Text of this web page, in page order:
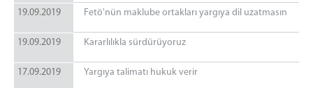
19.09.2019 Fetö'nün maklube ortakları yargıya dil uzatmasın
19.09.2019 Kararlılıkla sürdürüyoruz
17.09.2019 Yargıya talimatı hukuk verir